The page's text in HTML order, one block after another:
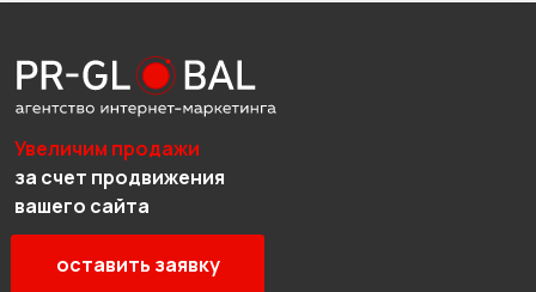
Увеличим продажи
за счет продвижения
вашего сайта
оставить заявку